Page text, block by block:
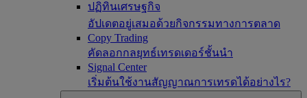
ปฏิทินเศรษฐกิจ
อัปเดตอยู่เสมอด้วยกิจกรรมทางการตลาด
Copy Trading
คัดลอกกลยุทธ์เทรดเดอร์ชั้นนำ
Signal Center
เริ่มต้นใช้งานสัญญาณการเทรดได้อย่างไร?